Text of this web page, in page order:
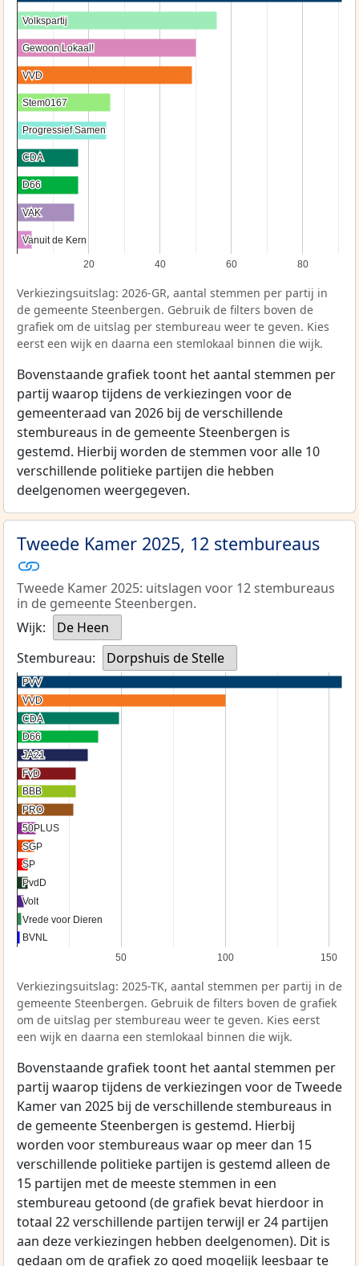
20 40 60 80
Volkspartij
Volkspartij
Gewoon Lokaal!
Gewoon Lokaal!
VVD
VVD
Stem0167
Stem0167
Progressief Samen
Progressief Samen
CDA
CDA
D66
D66
VAK
VAK
Vanuit de Kern
Vanuit de Kern
Verkiezingsuitslag: 2026-GR, aantal stemmen per partij in
de gemeente Steenbergen. Gebruik de filters boven de
grafiek om de uitslag per stembureau weer te geven. Kies
eerst een wijk en daarna een stemlokaal binnen die wijk.
Bovenstaande grafiek toont het aantal stemmen per
partij waarop tijdens de verkiezingen voor de
gemeenteraad van 2026 bij de verschillende
stembureaus in de gemeente Steenbergen is
gestemd. Hierbij worden de stemmen voor alle 10
verschillende politieke partijen die hebben
deelgenomen weergegeven.
Tweede Kamer 2025, 12 stembureaus
Tweede Kamer 2025: uitslagen voor 12 stembureaus
in de gemeente Steenbergen.
Wijk:
De Heen
Stembureau:
Dorpshuis de Stelle
50 100 150
PVV
PVV
VVD
VVD
CDA
CDA
D66
D66
JA21
JA21
FvD
FvD
BBB
BBB
PRO
PRO
50PLUS
50PLUS
SGP
SGP
SP
SP
PvdD
PvdD
Volt
Volt
Vrede voor Dieren
Vrede voor Dieren
BVNL
BVNL
Verkiezingsuitslag: 2025-TK, aantal stemmen per partij in de
gemeente Steenbergen. Gebruik de filters boven de grafiek
om de uitslag per stembureau weer te geven. Kies eerst
een wijk en daarna een stemlokaal binnen die wijk.
Bovenstaande grafiek toont het aantal stemmen per
partij waarop tijdens de verkiezingen voor de Tweede
Kamer van 2025 bij de verschillende stembureaus in
de gemeente Steenbergen is gestemd. Hierbij
worden voor stembureaus waar op meer dan 15
verschillende politieke partijen is gestemd alleen de
15 partijen met de meeste stemmen in een
stembureau getoond (de grafiek bevat hierdoor in
totaal 22 verschillende partijen terwijl er 24 partijen
aan deze verkiezingen hebben deelgenomen). Dit is
gedaan om de grafiek zo goed mogelijk leesbaar te